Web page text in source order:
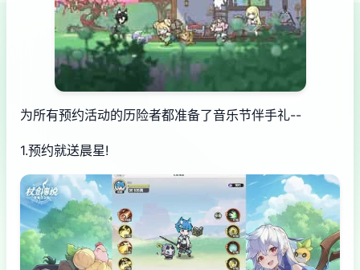
为所有预约活动的历险者都准备了音乐节伴手礼--
1.预约就送晨星!